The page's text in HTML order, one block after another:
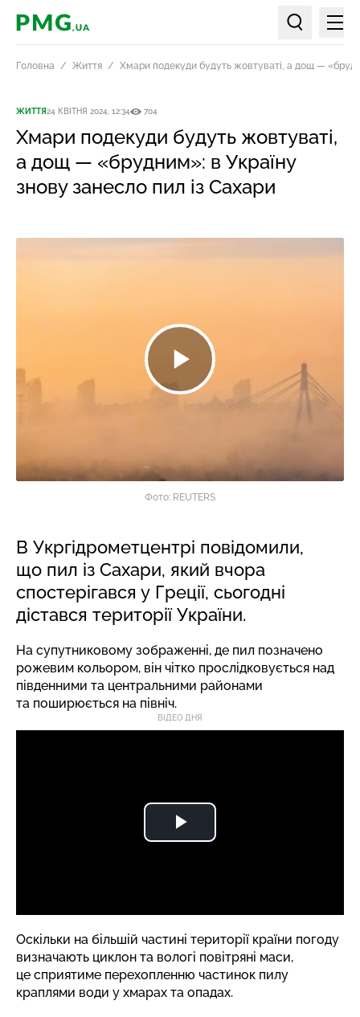
PMG.ua
Пошук по
Головна Життя Хмари подекуди будуть жовтуваті, а дощ —
ЖИТТЯ24 КВІТНЯ 2024, 12:34 704
Хмари подекуди будуть жовтуваті,
а дощ — «брудним»: в Україну
знову занесло пил із Сахари
Фото: REUTERS
В Укргідрометцентрі повідомили,
що пил із Сахари, який вчора
спостерігався у Греції, сьогодні
дістався території України.
На супутниковому зображенні, де пил позначено
рожевим кольором, він чітко прослідковується над
південними та центральними районами
та поширюється на північ.
ВІДЕО ДНЯ
Оскільки на більшій частині території країни погоду
визначають циклон та вологі повітряні маси,
це сприятиме перехопленню частинок пилу
краплями води у хмарах та опадах.